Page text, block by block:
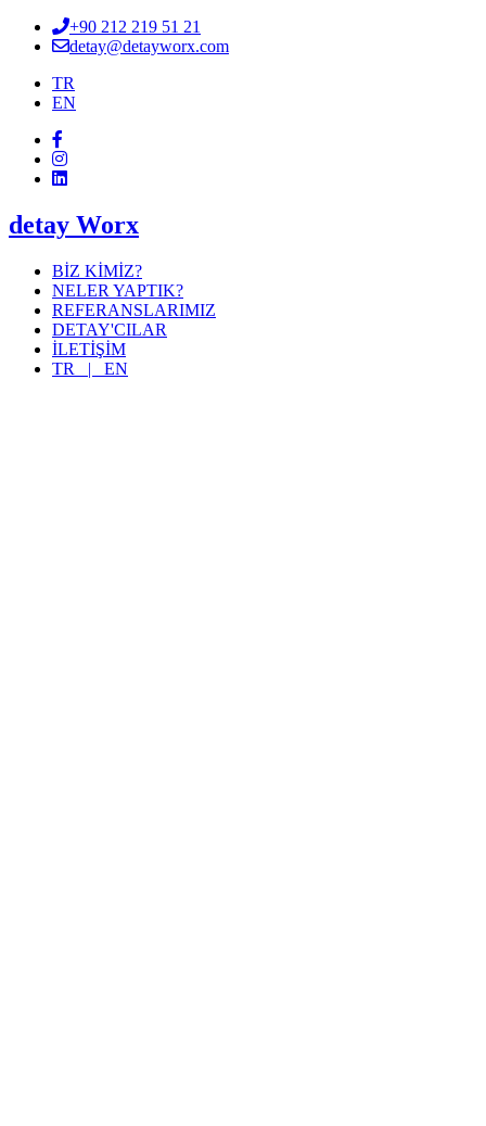
+90 212 219 51 21
detay@detayworx.com
TR
EN
detay Worx
BİZ KİMİZ?
NELER YAPTIK?
REFERANSLARIMIZ
DETAY'CILAR
İLETİŞİM
TR | EN